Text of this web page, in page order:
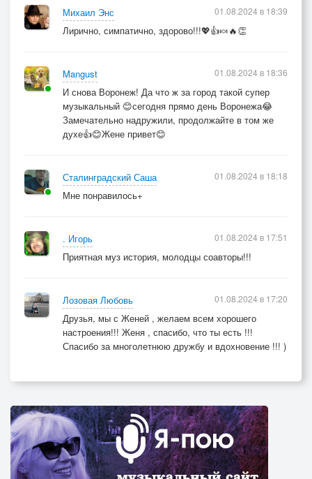
Михаил Энс
Лирично, симпатично, здорово!!!💖👍🍬🔥👏
01.08.2024 в 18:39
Mangust
И снова Воронеж! Да что ж за город такой супер
музыкальный 😊сегодня прямо день Воронежа😂
Замечательно надружили, продолжайте в том же
духе👍😊Жене привет😊
01.08.2024 в 18:36
Сталинградский Саша
Мне понравилось+
01.08.2024 в 18:18
. Игорь
Приятная муз история, молодцы соавторы!!!
01.08.2024 в 17:51
Лозовая Любовь
Друзья, мы с Женей , желаем всем хорошего
настроения!!! Женя , спасибо, что ты есть !!!
Спасибо за многолетнюю дружбу и вдохновение !!! )
01.08.2024 в 17:20